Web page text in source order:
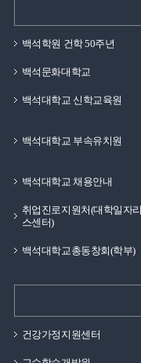
백석학원 건학 50주년
백석문화대학교
백석대학교 신학교육원
백석대학교 부속유치원
백석대학교 채용안내
취업진로지원처(대학일자
스센터)
백석대학교총동창회(학부)
건강가정지원센터